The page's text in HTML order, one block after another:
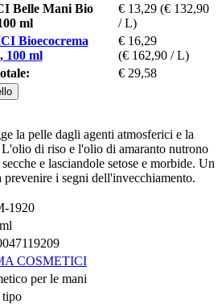
Belle Mani Bio
ml
€ 13,29 (€ 132,90
/ L)
Bioecocrema
100 ml
€ 16,29
(€ 162,90 / L)
€ 29,58
la pelle dagli agenti atmosferici e la
di riso e l'olio di amaranto nutrono
e lasciandole setose e morbide. Un
prevenire i segni dell'invecchiamento.
1920
COSMETICI
per le mani
tipo